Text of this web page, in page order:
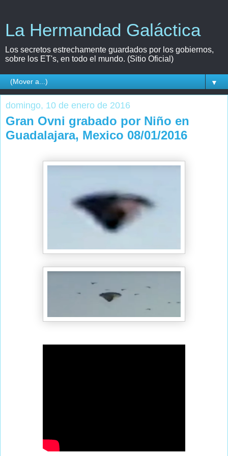
La Hermandad Galáctica
Los secretos estrechamente guardados por los gobiernos,
sobre los ET's, en todo el mundo. (Sitio Oficial)
▼
domingo, 10 de enero de 2016
Gran Ovni grabado por Niño en
Guadalajara, Mexico 08/01/2016